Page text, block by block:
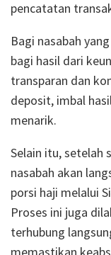
pencatatan
Bagi nasabah
bagi hasil dari
transparan dan
deposit, imbal
menarik.
Selain itu, setelah
nasabah akan
porsi haji melalui
Proses ini juga
terhubung
memastikan